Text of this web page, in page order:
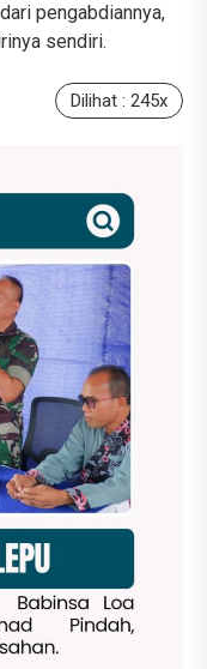
pengabdiannya,
sendiri.
Dilihat : 245x